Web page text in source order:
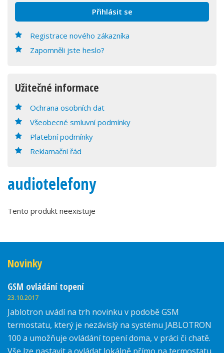
Registrace nového zákazníka
Zapomněli jste heslo?
Užitečné informace
Ochrana osobních dat
Všeobecné smluvní podmínky
Platební podmínky
Reklamační řád
audiotelefony
Tento produkt neexistuje
Novinky
GSM ovládání topení
23.10.2017
Jablotron uvádí na trh novinku v podobě GSM
termostatu, který je nezávislý na systému JABLOTRON
100 a umožňuje ovládání topení doma, v práci či chatě.